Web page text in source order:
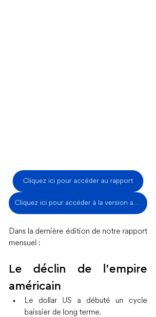
Cliquez ici pour accéder au rapport
Cliquez ici pour accéder à la version anglaise du rapport
Dans la dernière édition de notre rapport
mensuel :
Le déclin de l’empire
américain
Le dollar US a débuté un cycle
baissier de long terme.